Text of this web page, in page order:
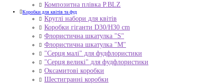
Композитна плівка Р.BLZ
Коробки для квітів та фуд
Круглі набори для квітів
Коробки гіганти D30/H30 cm
Флористична шкатулка "S"
Флористична шкатулка "М"
"Серця малі" для фудфлористики
"Серця великі" для фудфлористики
Оксамитові коробки
Шестигранні коробки